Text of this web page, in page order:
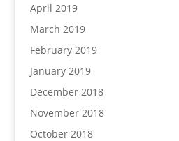
April 2019
March 2019
February 2019
January 2019
December 2018
November 2018
October 2018